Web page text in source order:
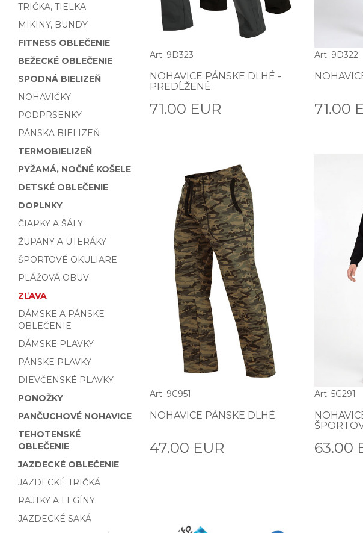
TRIČKA, TIELKA
MIKINY, BUNDY
FITNESS OBLEČENIE
BEŽECKÉ OBLEČENIE
SPODNÁ BIELIZEŇ
NOHAVIČKY
PODPRSENKY
PÁNSKA BIELIZEŇ
TERMOBIELIZEŇ
PYŽAMÁ, NOČNÉ KOŠELE
DETSKÉ OBLEČENIE
DOPLNKY
ČIAPKY A ŠÁLY
ŽUPANY A UTERÁKY
ŠPORTOVÉ OKULIARE
PLÁŽOVÁ OBUV
ZĽAVA
DÁMSKE A PÁNSKE
OBLEČENIE
DÁMSKE PLAVKY
PÁNSKE PLAVKY
DIEVČENSKÉ PLAVKY
PONOŽKY
PANČUCHOVÉ NOHAVICE
TEHOTENSKÉ
OBLEČENIE
JAZDECKÉ OBLEČENIE
JAZDECKÉ TRIČKÁ
RAJTKY A LEGÍNY
JAZDECKÉ SAKÁ
Art: 9D323
NOHAVICE PÁNSKE DLHÉ -
PREDĹŽENÉ.
71.00 EUR
Art: 9D322
71.00
Art: 9C951
NOHAVICE PÁNSKE DLHÉ.
47.00 EUR
Art: 5G291
63.00